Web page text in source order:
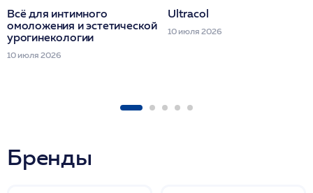
Всё для интимного
омоложения и эстетической
урогинекологии
10 июля 2026
Ultracol
10 июля 2026
Бренды